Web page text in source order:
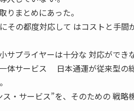
りまとめにあった。
その都度対応して はコストと手間
プライヤーは十分な 対応ができ
体サービス 日本通運が従来型の
・サービス”を、そのための 戦略